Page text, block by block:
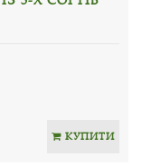
КУПИТИ